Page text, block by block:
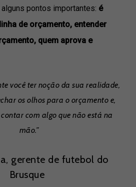
pontos importantes: é
de orçamento, entender
quem aprova e
você ter noção da sua realidade,
os olhos para o orçamento e,
com algo que não está na
mão.”
gerente de futebol do
Brusque